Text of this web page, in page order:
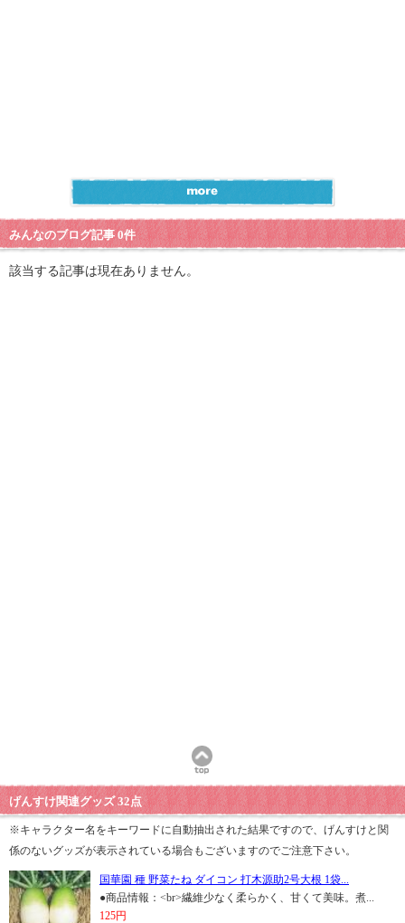
みんなのブログ記事 0件
該当する記事は現在ありません。
げんすけ関連グッズ 32点
※キャラクター名をキーワードに自動抽出された結果ですので、げんすけと関
係のないグッズが表示されている場合もございますのでご注意下さい。
国華園 種 野菜たね ダイコン 打木源助2号大根 1袋...
●商品情報：<br>繊維少なく柔らかく、甘くて美味。煮...
125円